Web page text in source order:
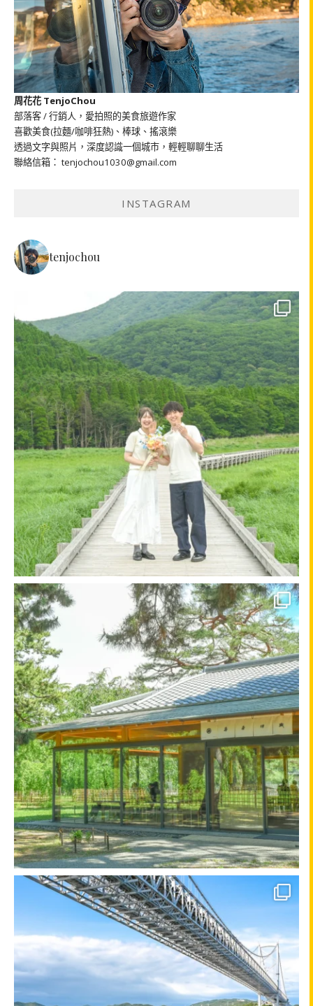
周花花 TenjoChou
部落客 / 行銷人，愛拍照的美食旅遊作家
喜歡美食(拉麵/咖啡狂熱)、棒球、搖滾樂
透過文字與照片，深度認識一個城市，輕輕聊聊生活
聯絡信箱： tenjochou1030@gmail.com
INSTAGRAM
tenjochou